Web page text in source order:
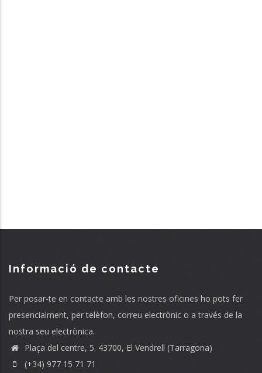
Informació de contacte
Per posar-te en contacte amb les nostres oficines ho pots fer
presencialment, per telèfon, correu electrònic o a través de la
nostra seu electrònica.
Plaça del centre, 5. 43700, El Vendrell (Tarragona)
(+34) 977 15 71 71